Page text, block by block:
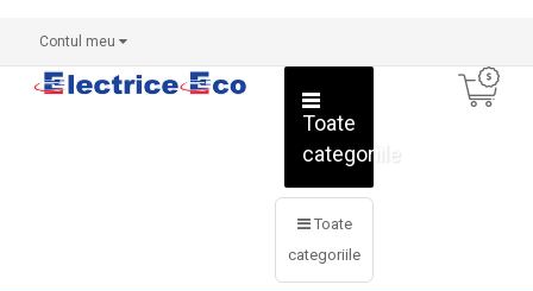
Contul meu
Toate
categoriile
Toate
categoriile